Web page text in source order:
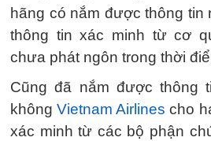
hãng có nắm được thông tin
thông tin xác minh từ cơ
chưa phát ngôn trong thời
Cũng đã nắm được thông
khôngVietnam Airlines cho
xác minh từ các bộ phận